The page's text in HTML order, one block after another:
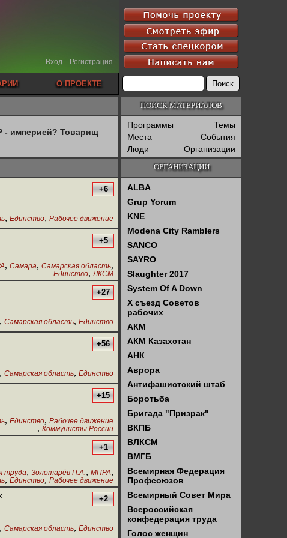
Вход Регистрация
О ПРОЕКТЕ
империей? Товарищ
+6
, Единство, Рабочее движение
+5
, Самара, Самарская область,
Единство, ЛКСМ
+27
, Самарская область, Единство
+56
, Самарская область, Единство
+15
, Единство, Рабочее движение
, Коммунисты России
+1
труда, Золотарёв П.А., МПРА,
, Единство, Рабочее движение
+2
, Самарская область, Единство
ПОИСК МАТЕРИАЛОВ
Программы
Темы
Места
События
Люди
Организации
ОРГАНИЗАЦИИ
ALBA
Grup Yorum
KNE
Modena City Ramblers
SANCO
SAYRO
Slaughter 2017
System Of A Down
X съезд Советов
рабочих
АКМ
АКМ Казахстан
АНК
Аврора
Антифашистский штаб
Боротьба
Бригада "Призрак"
ВКПБ
ВЛКСМ
ВМГБ
Всемирная Федерация
Профсоюзов
Всемирный Совет Мира
Всероссийская
конфедерация труда
Голос женщин